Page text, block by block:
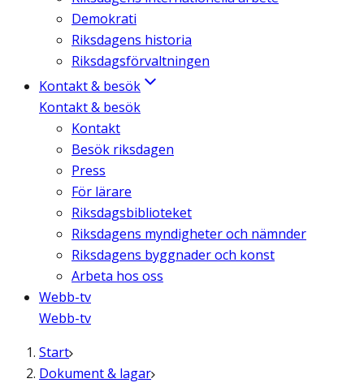
Demokrati
Riksdagens historia
Riksdagsförvaltningen
Kontakt & besök
Kontakt & besök
Kontakt
Besök riksdagen
Press
För lärare
Riksdagsbiblioteket
Riksdagens myndigheter och nämnder
Riksdagens byggnader och konst
Arbeta hos oss
Webb-tv
Webb-tv
Start
Dokument & lagar